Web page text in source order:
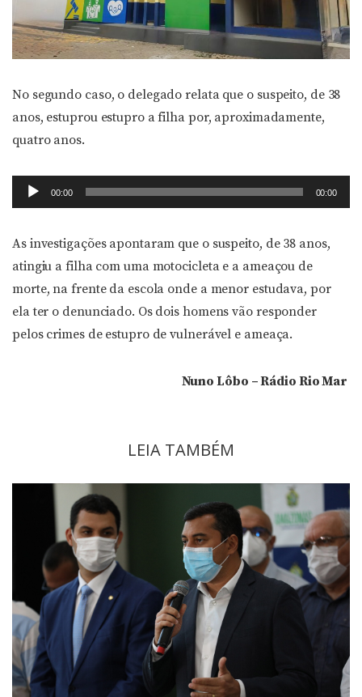
No segundo caso, o delegado relata que o suspeito, de 38
anos, estuprou estupro a filha por, aproximadamente,
quatro anos.
Tocador
de
00:00 00:00
As investigações apontaram que o suspeito, de 38 anos,
atingiu a filha com uma motocicleta e a ameaçou de
morte, na frente da escola onde a menor estudava, por
ela ter o denunciado. Os dois homens vão responder
pelos crimes de estupro de vulnerável e ameaça.
Nuno Lôbo – Rádio Rio Mar
LEIA TAMBÉM